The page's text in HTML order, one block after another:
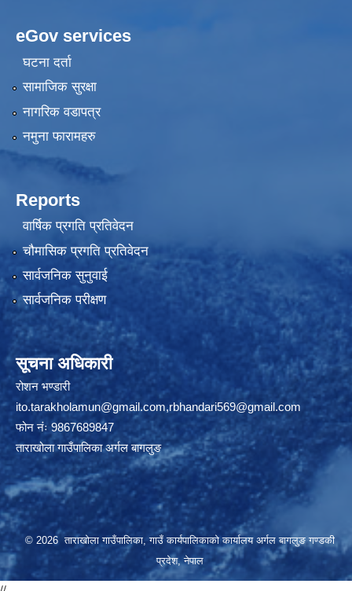
eGov services
घटना दर्ता
सामाजिक सुरक्षा
नागरिक वडापत्र
नमुना फारामहरु
Reports
वार्षिक प्रगति प्रतिवेदन
चौमासिक प्रगति प्रतिवेदन
सार्वजनिक सुनुवाई
सार्वजनिक परीक्षण
सूचना अधिकारी
रोशन भण्डारी
ito.tarakholamun@gmail.com,rbhandari569@gmail.com
फोन नंः 9867689847
ताराखोला गाउँपालिका अर्गल बागलुङ
© 2026 ताराखोला गाउँपालिका, गाउँ कार्यपालिकाको कार्यालय अर्गल बागलुङ गण्डकी
प्रदेश, नेपाल